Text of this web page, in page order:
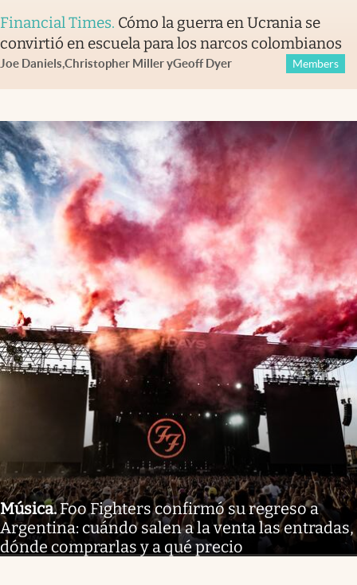
Financial Times. Cómo la guerra en Ucrania se
convirtió en escuela para los narcos colombianos
Joe Daniels,Christopher MilleryGeoff Dyer Members
Música.Foo Fighters confirmó su regreso a
Argentina: cuándo salen a la venta las entradas,
dónde comprarlas y a qué precio